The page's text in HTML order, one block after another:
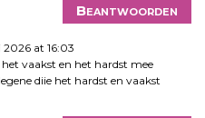
Beantwoorden
2026 at 16:03
vaakst en het hardst mee
diie het hardst en vaakst